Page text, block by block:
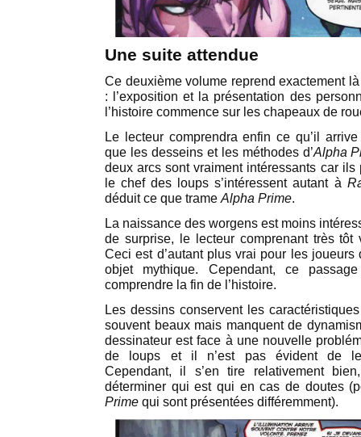
Une suite attendue
Ce deuxième volume reprend exactement
: l’exposition et la présentation des
l’histoire commence sur les chapeaux de
Le lecteur comprendra enfin ce qu’il
que les desseins et les méthodes d’Alpha
deux arcs sont vraiment intéressants car
le chef des loups s’intéressent autant à
déduit ce que trame Alpha Prime.
La naissance des worgens est moins
de surprise, le lecteur comprenant très tôt
Ceci est d’autant plus vrai pour les
objet mythique. Cependant, ce
comprendre la fin de l’histoire.
Les dessins conservent les
souvent beaux mais manquent de
dessinateur est face à une nouvelle
de loups et il n’est pas évident de
Cependant, il s’en tire relativement
déterminer qui est qui en cas de doutes
Prime qui sont présentées différemment).